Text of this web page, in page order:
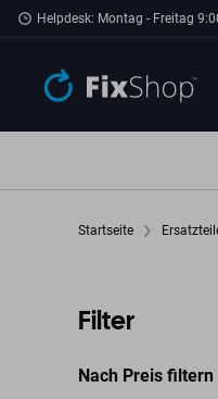
Zum Hauptinhalt springen
Helpdesk: Montag - Freitag
Startseite
Filter
Nach Preis filtern